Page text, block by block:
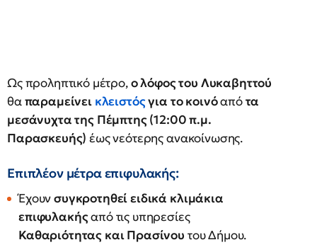
Ως προληπτικό μέτρο,ο λόφος του Λυκαβηττού
θαπαραμείνει κλειστόςγια το κοινόαπότα
μεσάνυχτα της Πέμπτης (12:00 π.μ.
Παρασκευής) έως νεότερης ανακοίνωσης.
Επιπλέον μέτρα επιφυλακής:
Έχουνσυγκροτηθεί ειδικά κλιμάκια
επιφυλακήςαπό τις υπηρεσίες
Καθαριότητας και Πρασίνου του Δήμου.